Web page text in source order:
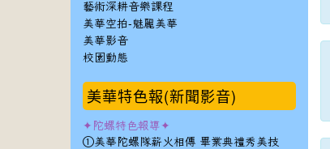
藝術深耕音樂課程
美華空拍-魅麗美華
美華影音
校園動態
美華特色報(新聞影音)
✦陀螺特色報導✦
①美華陀螺隊薪火相傳 畢業典禮秀美技